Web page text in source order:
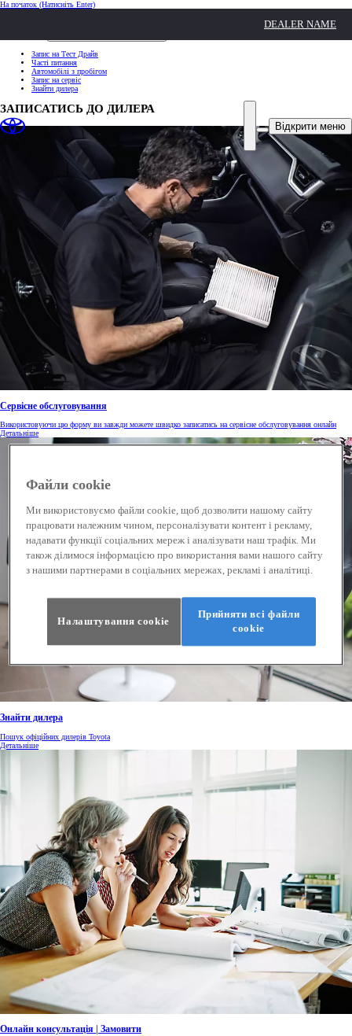
На початок (Натисніть Enter)
DEALER NAME
Запис на Тест Драйв
Часті питання
Автомобілі з пробігом
Запис на сервіс
Знайти дилера
Відкрити меню
ЗАПИСАТИСЬ ДО ДИЛЕРА
Cервісне обслуговування
Використовуючи цю форму ви завжди можете швидко записатись на сервісне обслуговування онлайн
Детальніше
Знайти дилера
Пошук офіційних дилерів Toyota
Детальніше
Онлайн консультація | Замовити
Файли cookie
Ми використовуємо файли cookie, щоб дозволити нашому сайту
працювати належним чином, персоналізувати контент і рекламу,
надавати функції соціальних мереж і аналізувати наш трафік. Ми
також ділимося інформацією про використання вами нашого сайту
з нашими партнерами в соціальних мережах, рекламі і аналітиці.
Налаштування cookie
Прийняти всі файли
сookie